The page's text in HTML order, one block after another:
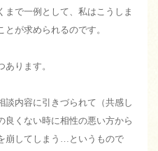
で一例として、私はこうしま
が求められるのです。
ります。
談内容に引きづられて（共感し
良くない時に相性の悪い方から
崩してしまう…というもので